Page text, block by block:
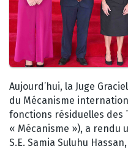
Aujourd’hui, la Juge
du Mécanisme
fonctions résiduelles des
« Mécanisme »), a rendu
S.E. Samia Suluhu